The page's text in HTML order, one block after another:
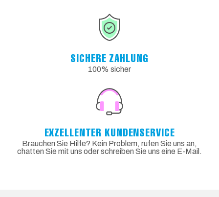
SICHERE ZAHLUNG
100% sicher
EXZELLENTER KUNDENSERVICE
Brauchen Sie Hilfe? Kein Problem, rufen Sie uns an,
chatten Sie mit uns oder schreiben Sie uns eine E-Mail.